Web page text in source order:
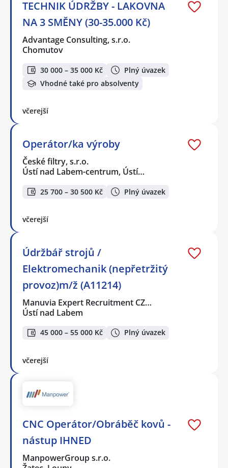
TECHNIK ÚDRŽBY - LAKOVNA
NA 3 SMĚNY (30-35.000 Kč)
Advantage Consulting, s.r.o.
Chomutov
30 000 – 35 000 Kč
Plný úvazek
Vhodné také pro absolventy
včerejší
Operátor/ka výroby
České filtry, s.r.o.
Ústí nad Labem-centrum, Ústí…
25 700 – 30 500 Kč Plný úvazek
včerejší
Údržbář strojů /
Elektromechanik (nepřetržitý
provoz)m/ž (A11214)
Manuvia Expert Recruitment CZ…
Ústí nad Labem
45 000 – 55 000 Kč Plný úvazek
včerejší
CNC Operátor/Obráběč kovů -
nástup IHNED
ManpowerGroup s.r.o.